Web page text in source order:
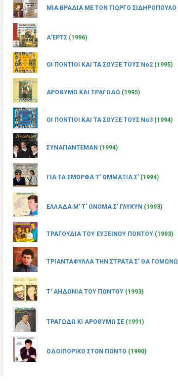
ΜΙΑ ΒΡΑΔΙΑ ΜΕ ΤΟΝ ΓΙΩΡΓΟ ΣΙΔΗΡΟΠΟΥΛΟ
Α’ΕΡΤΣ (1996)
ΟΙ ΠΟΝΤΙΟΙ ΚΑΙ ΤΑ ΣΟΥΞΕ ΤΟΥΣ Νο2 (1995)
ΑΡΟΘΥΜΩ ΚΑΙ ΤΡΑΓΩΔΩ (1995)
ΟΙ ΠΟΝΤΙΟΙ ΚΑΙ ΤΑ ΣΟΥΞΕ ΤΟΥΣ Νο3 (1994)
ΣΥΝΑΠΑΝΤΕΜΑΝ (1994)
ΓΙΑ ΤΑ ΕΜΟΡΦΑ Τ’ ΟΜΜΑΤΙΑ Σ’ (1994)
ΕΛΛΑΔΑ Μ' Τ' ΟΝΟΜΑ Σ' ΓΛΥΚΥΝ (1993)
ΤΡΑΓΟΥΔΙΑ ΤΟΥ ΕΥΞΕΙΝΟΥ ΠΟΝΤΟΥ (1993)
ΤΡΙΑΝΤΑΦΥΛΛΑ ΤΗΝ ΣΤΡΑΤΑ Σ' ΘΑ ΓΟΜΩΝΩ
Τ' ΑΗΔΟΝΙΑ ΤΟΥ ΠΟΝΤΟΥ (1993)
ΤΡΑΓΩΔΩ ΚΙ ΑΡΟΘΥΜΩ ΣΕ (1991)
ΟΔΟΙΠΟΡΙΚΟ ΣΤΟΝ ΠΟΝΤΟ (1990)